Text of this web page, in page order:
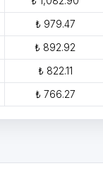
₺ 979.47
₺ 892.92
₺ 822.11
₺ 766.27